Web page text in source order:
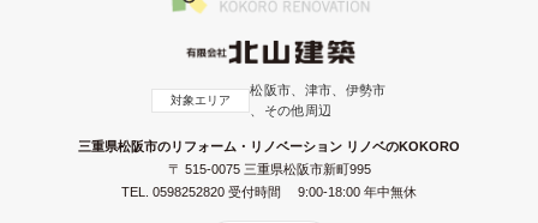
対象エリア
松阪市、津市、伊勢市
、その他周辺
三重県松阪市のリフォーム・リノベーション リノベのKOKORO
〒 515-0075 三重県松阪市新町995
TEL. 0598252820 受付時間 9:00-18:00 年中無休